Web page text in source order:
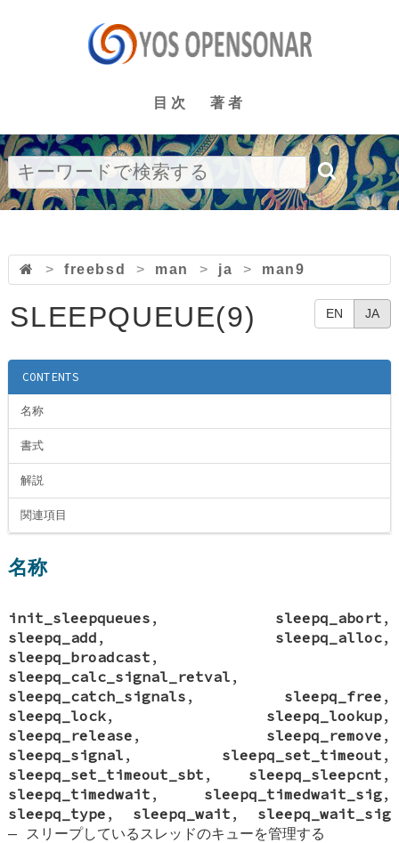
目次 著者
> freebsd > man > ja > man9
EN JA
SLEEPQUEUE(9)
CONTENTS
名称
書式
解説
関連項目
名称
init_sleepqueues , sleepq_abort ,
sleepq_add , sleepq_alloc,
sleepq_broadcast ,
sleepq_calc_signal_retval ,
sleepq_catch_signals , sleepq_free ,
sleepq_lock, sleepq_lookup,
sleepq_release , sleepq_remove ,
sleepq_signal , sleepq_set_timeout ,
sleepq_set_timeout_sbt , sleepq_sleepcnt ,
sleepq_timedwait , sleepq_timedwait_sig,
sleepq_type , sleepq_wait , sleepq_wait_sig
— スリープしているスレッドのキューを管理する